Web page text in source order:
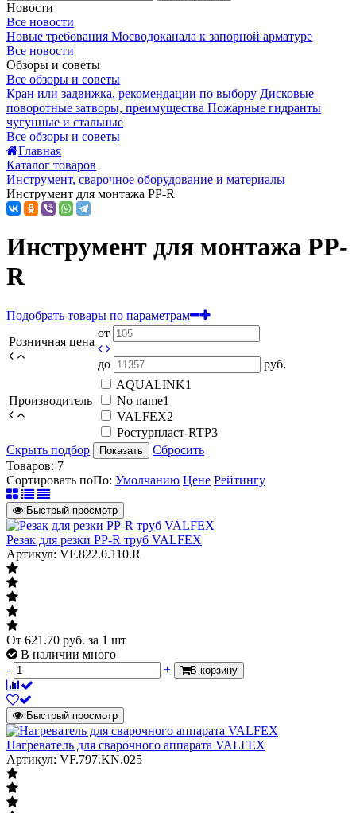
Новости
Все новости
Новые требования Мосводоканала к запорной арматуре
Все новости
Обзоры и советы
Все обзоры и советы
Кран или задвижка, рекомендации по выбору Дисковые
поворотные затворы, преимущества Пожарные гидранты
чугунные и стальные
Все обзоры и советы
Главная
Каталог товаров
Инструмент, сварочное оборудование и материалы
Инструмент для монтажа PP-R
Инструмент для монтажа PP-
R
Подобрать товары по параметрам
Розничная цена
от
до руб.
Производитель
AQUALINK1
No name1
VALFEX2
Ростурпласт-RTP3
Скрыть подбор
Показать
Сбросить
Товаров: 7
Сортировать поПо: Умолчанию Цене Рейтингу
Быстрый просмотр
Резак для резки PP-R труб VALFEX
Артикул: VF.822.0.110.R
От 621.70 руб. за 1 шт
В наличии много
-
+ В корзину
Быстрый просмотр
Нагреватель для сварочного аппарата VALFEX
Артикул: VF.797.KN.025